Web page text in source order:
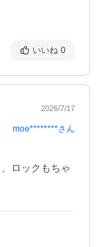
いいね 0
2026/7/17
moe********さん
ロックもちゃ